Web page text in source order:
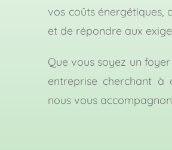
vos coûts énergétiques,
et de répondre aux
Que vous soyez un
entreprise cherchant à
nous vous